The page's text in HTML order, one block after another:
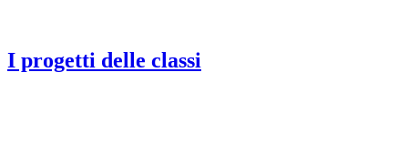
I progetti delle classi